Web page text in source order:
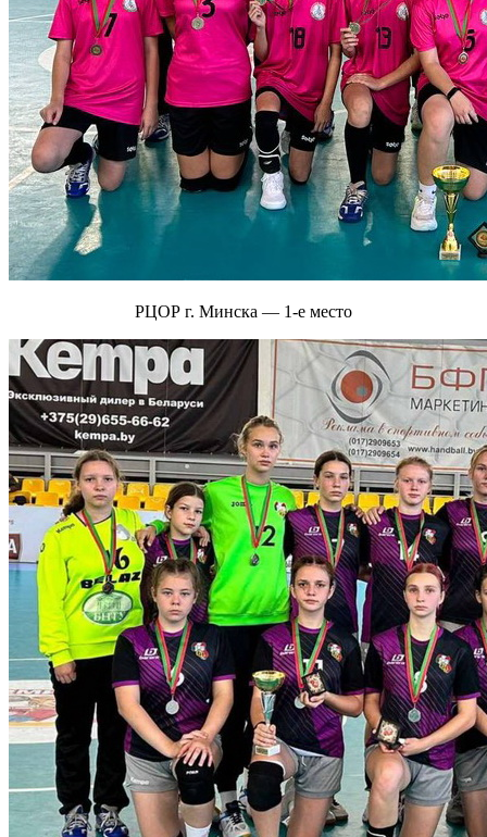
РЦОР г. Минска — 1-е место